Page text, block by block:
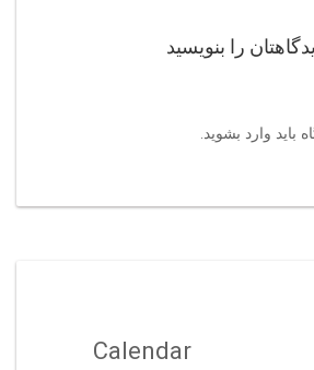
را بنویسید
باید وارد بشوید
Calendar